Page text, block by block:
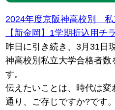
2024年度京阪神高校別 私
【新金岡】1学期折込用チ
昨日に引き続き、3月31日
神高校別私立大学合格者数
す。
伝えたいことは、時代は
通り、ご存じですか?です